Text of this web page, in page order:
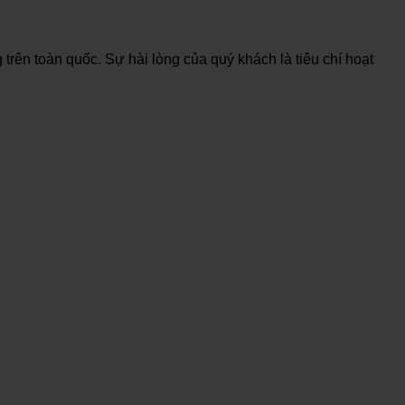
toàn quốc. Sự hài lòng của quý khách là tiêu chí hoạt